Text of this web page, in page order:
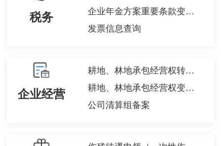
税务
企业年金方案重要条款变更备案
发票信息查询
企业经营
耕地、林地承包经营权转移登记
耕地、林地承包经营权变更登记
公司清算组备案